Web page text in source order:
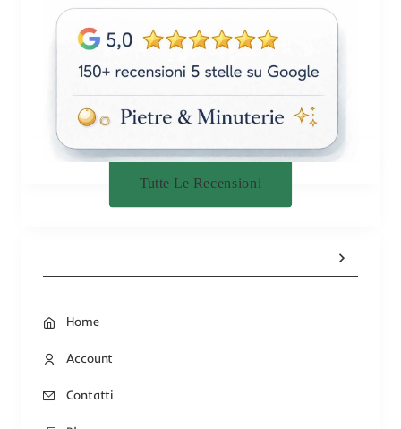
Tutte Le Recensioni
Home
Account
Contatti